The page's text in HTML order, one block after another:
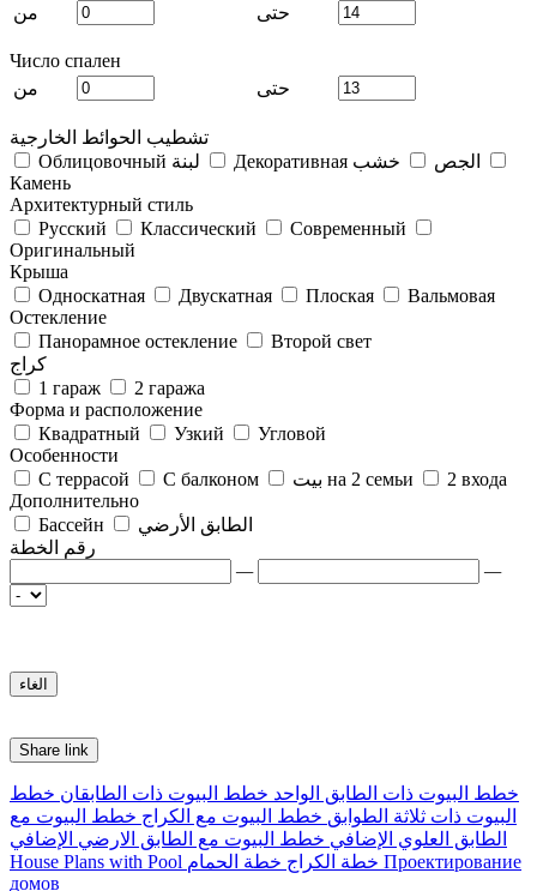
من
حتى
Число спален
من
حتى
تشطيب الحوائط الخارجية
Облицовочный لبنة
Декоративная الجص
خشب
Камень
Архитектурный стиль
Русский
Классический
Современный
Оригинальный
Крыша
Односкатная
Двускатная Плоская
Вальмовая
Остекление
Панорамное остекление
Второй свет
كراج
1 гараж
2 гаража
Форма и расположение
Квадратный
Узкий
Угловой
Особенности
С террасой
С балконом بيت на 2 семьи
2 входа
Дополнительно
Бассейн
الطابق الأرضي
رقم الخطة
—
—
Share link
خطط البيوت ذات الطابق الواحد خطط البيوت ذات الطابقان خطط
البيوت ذات ثلاثة الطوابق خطط البيوت مع الكراج خطط البيوت مع
الطابق العلوي الإضافي خطط البيوت مع الطابق الارضي الإضافي
House Plans with Pool
خطة الكراج خطة الحمام
Проектирование
домов